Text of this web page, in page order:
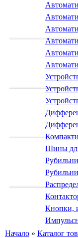
Шины
Кнопки,
Начало » Каталог